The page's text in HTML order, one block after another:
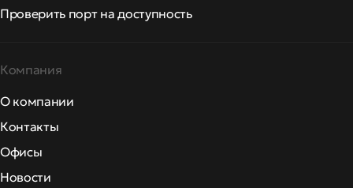
Проверить порт на доступность
Компания
О компании
Контакты
Офисы
Новости